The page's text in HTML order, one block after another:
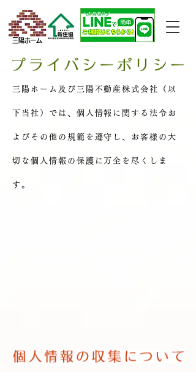
三陽ホーム
三陽ホーム及び三陽不動産株式会社（以
下当社）では、個人情報に関する法令お
よびその他の規範を遵守し、お客様の大
切な個人情報の保護に万全を尽くしま
す。